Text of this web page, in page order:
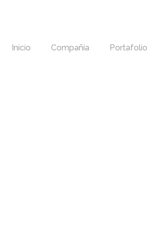
Inicio Compañía Portafolio